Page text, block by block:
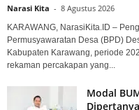
Narasi Kita - 8 Agustus 2026
KARAWANG, NarasiKita.ID –
Permusyawaratan Desa (BPD)
Kabupaten Karawang, periode
rekaman percakapan yang...
Modal